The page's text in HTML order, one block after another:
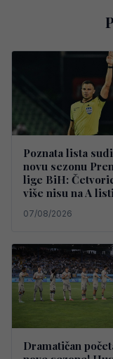
Poznata lista
novu sezonu
lige BiH:
više nisu na A
07/08/2026
Dramatičan